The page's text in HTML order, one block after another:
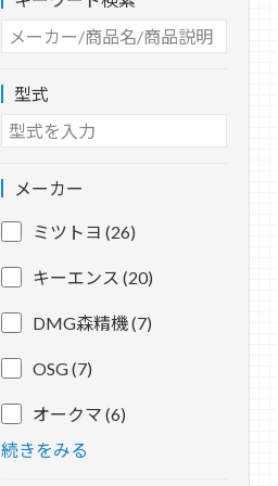
型式
メーカー
ミツトヨ (26)
キーエンス (20)
DMG森精機 (7)
OSG (7)
オークマ (6)
続きをみる